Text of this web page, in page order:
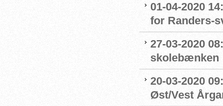
01-04-2020
for Randers-
27-03-2020
skolebænken
20-03-2020
Øst/Vest